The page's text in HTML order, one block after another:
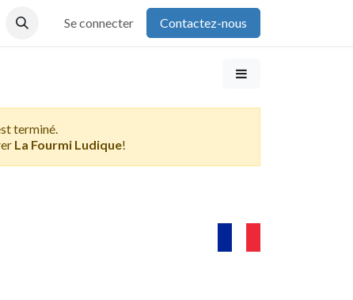
Se connecter Contactez-nous
terminé.
La Fourmi Ludique!